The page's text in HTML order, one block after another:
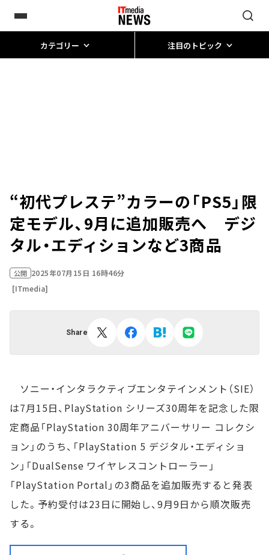
カテゴリー 注目のトピック
“初代プレステ”カラーの「PS5」限
定モデル、9月に追加販売へ デジ
タル・エディションなど3商品
公開 2025年07月15日 16時46分
[ITmedia]
Share
ソニー・インタラクティブエンタテインメント（SIE）
は7月15日、PlayStation シリーズ30周年を記念した限
定商品「PlayStation 30周年アニバーサリー コレクシ
ョン」のうち、「PlayStation 5 デジタル・エディショ
ン」「DualSense ワイヤレスコントローラー」
「PlayStation Portal」の3商品を追加販売すると発表
した。予約受付は23日に開始し、9月9日から順次販売
する。